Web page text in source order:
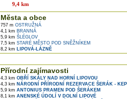
9,4 km
Města a obce
757 m OSTRUŽNÁ
4,1 km BRANNÁ
5,9 km ŠLÉGLOV
7,5 km STARÉ MĚSTO POD SNĚŽNÍKEM
8,2 km LIPOVÁ-LÁZNĚ
Přírodní zajímavosti
4,3 km OBŘÍ SKÁLY NAD HORNÍ LIPOVOU
4,3 km NÁRODNÍ PŘÍRODNÍ REZERVACE ŠERÁK -
5,9 km ANTONIUS PRAMEN POD ŠERÁKEM
8,1 km ANENSKÉ ÚDOLÍ V DOLNÍ LIPOVÉ